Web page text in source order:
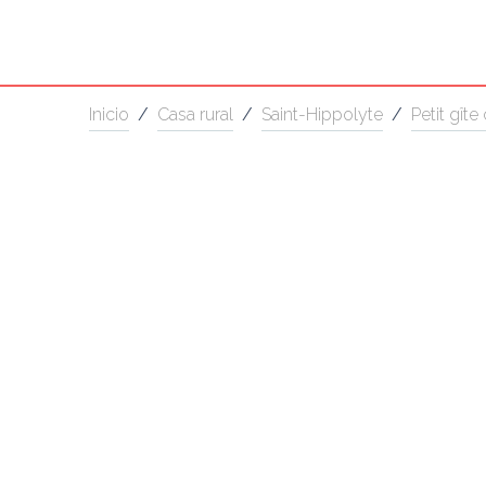
Inicio / Casa rural / Saint-Hippolyte / Petit gîte